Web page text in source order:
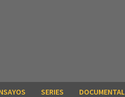
SERIES